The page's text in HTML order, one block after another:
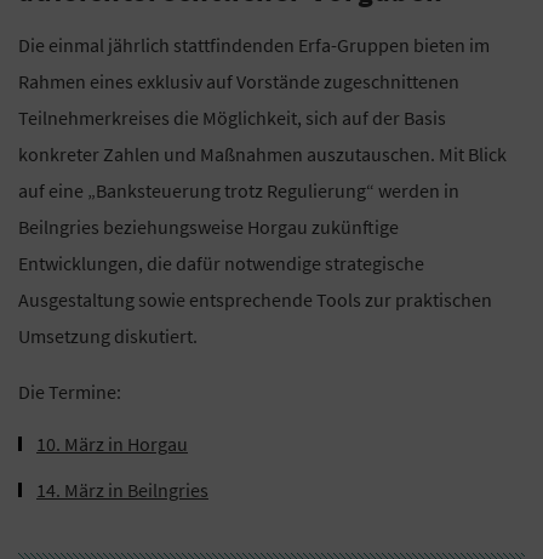
Die einmal jährlich stattfindenden Erfa-Gruppen bieten im
Rahmen eines exklusiv auf Vorstände zugeschnittenen
Teilnehmerkreises die Möglichkeit, sich auf der Basis
konkreter Zahlen und Maßnahmen auszutauschen. Mit Blick
auf eine „Banksteuerung trotz Regulierung“ werden in
Beilngries beziehungsweise Horgau zukünftige
Entwicklungen, die dafür notwendige strategische
Ausgestaltung sowie entsprechende Tools zur praktischen
Umsetzung diskutiert.
Die Termine:
10. März in Horgau
14. März in Beilngries